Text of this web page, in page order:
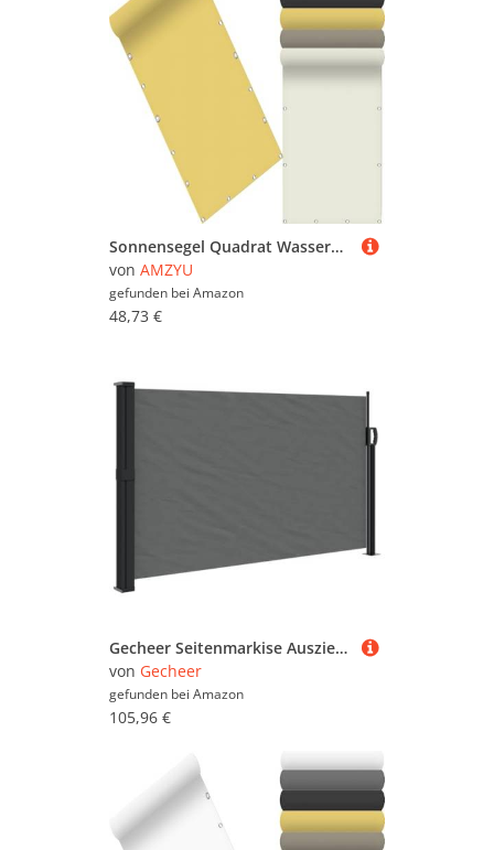
Sonnensegel Quadrat Wasserdicht 190 x 340 cm Seitenmarkise Schattierungsnetz Uv-Schutz Wetterfest Rechteck inkl Befestigungsseile für Camping Patio Schwimmbad, Creme Farben
von AMZYU
gefunden bei Amazon
48,73 €
Gecheer Seitenmarkise Ausziehbar, Sonnenschutz Sichtschutz Windschutz Seitenwandmarkise Markise Balkon Garten Terrasse Anthrazit 120x600 cm
von Gecheer
gefunden bei Amazon
105,96 €